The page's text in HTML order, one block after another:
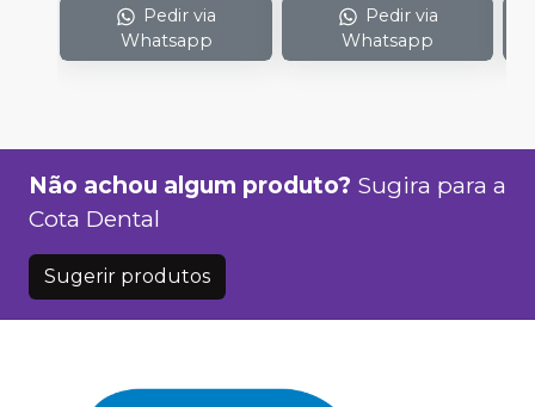
Pedir via
Whatsapp
Pedir via
Whatsapp
Não achou algum produto? Sugira para a
Cota Dental
Sugerir produtos